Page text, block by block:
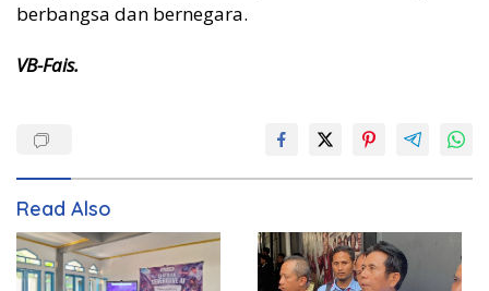
berbangsa dan bernegara.
VB-Fais.
Read Also